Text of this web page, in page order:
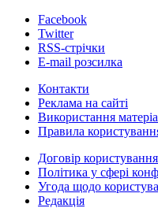
Facebook
Twitter
RSS-стрічки
E-mail розсилка
Контакти
Реклама на сайті
Використання
Правила
Договір
Політика у сфері
Угода щодо
Редакція